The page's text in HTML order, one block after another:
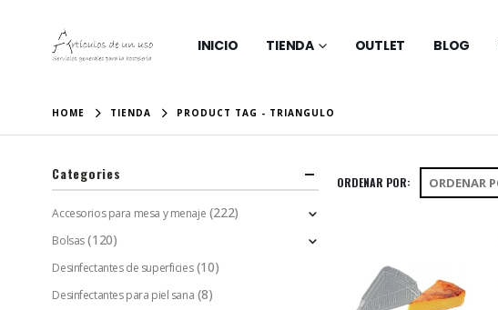
INICIO TIENDA OUTLET BLOG
HOME TIENDA PRODUCT TAG - TRIANGULO
ORDENAR POR:
Categories
Accesorios para mesa y menaje (222)
Bolsas (120)
Desinfectantes de superficies (10)
Desinfectantes para piel sana (8)